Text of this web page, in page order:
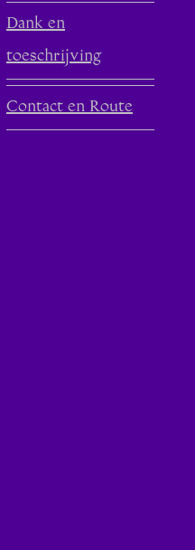
Dank en
toeschrijving
Contact en Route